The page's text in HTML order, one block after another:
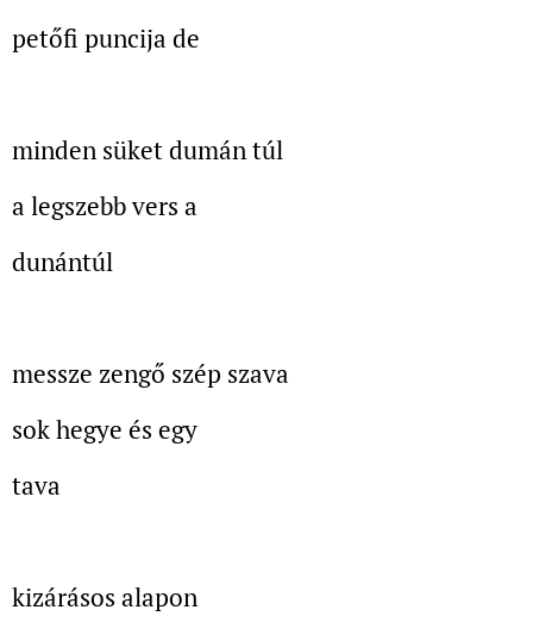
petőfi puncija de
minden süket dumán túl
a legszebb vers a
dunántúl
messze zengő szép szava
sok hegye és egy
tava
kizárásos alapon